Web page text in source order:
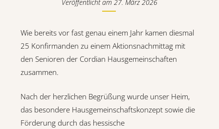
Veröffentlicht am 27. März 2026
Wie bereits vor fast genau einem Jahr kamen diesmal
25 Konfirmanden zu einem Aktionsnachmittag mit
den Senioren der Cordian Hausgemeinschaften
zusammen.
Nach der herzlichen Begrüßung wurde unser Heim,
das besondere Hausgemeinschaftskonzept sowie die
Förderung durch das hessische